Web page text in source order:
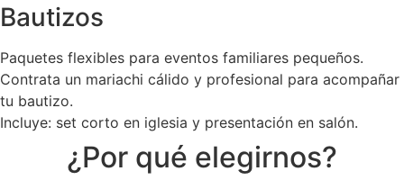
Bautizos
Paquetes flexibles para eventos familiares pequeños.
Contrata un mariachi cálido y profesional para acompañar
tu bautizo.
Incluye: set corto en iglesia y presentación en salón.
¿Por qué elegirnos?